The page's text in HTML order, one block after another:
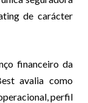
de carácter
financeiro da
avalia como
perfil